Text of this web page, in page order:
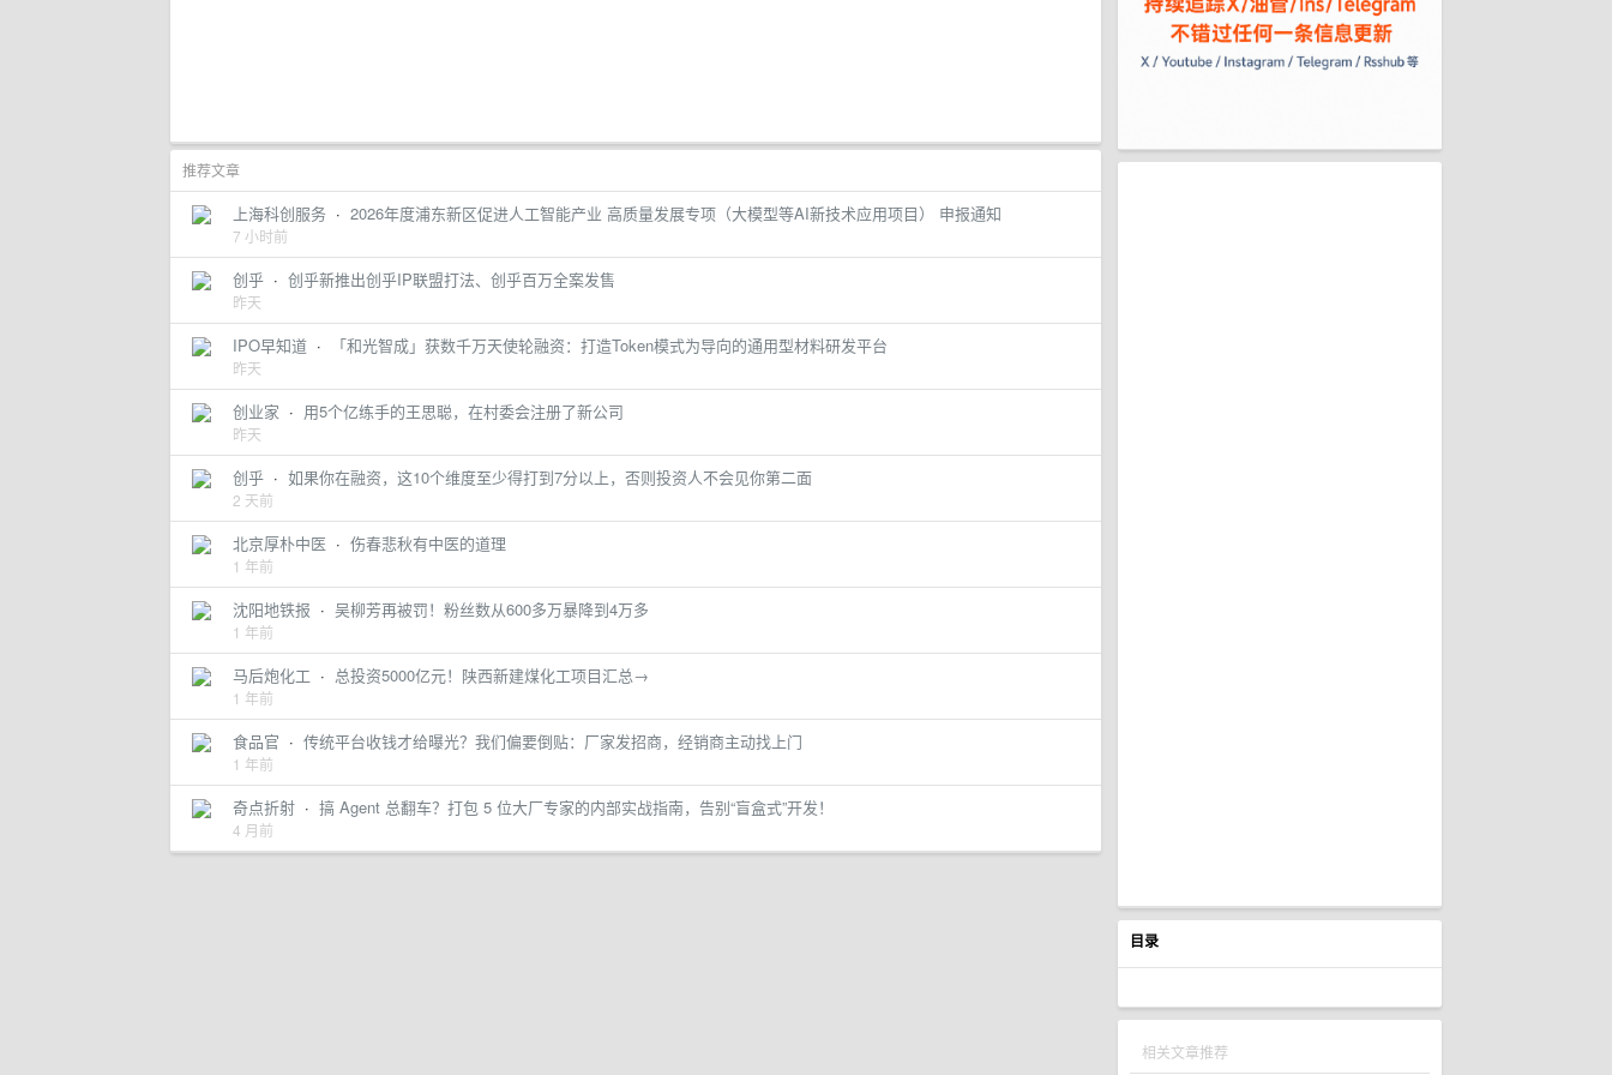
目录
相关文章推荐
推荐文章
上海科创服务 · 2026年度浦东新区促进人工智能产业 高质量发展专项（大模型等AI新技术应用项目） 申报通知
7 小时前
创乎 · 创乎新推出创乎IP联盟打法、创乎百万全案发售
昨天
IPO早知道 · 「和光智成」获数千万天使轮融资：打造Token模式为导向的通用型材料研发平台
昨天
创业家 · 用5个亿练手的王思聪，在村委会注册了新公司
昨天
创乎 · 如果你在融资，这10个维度至少得打到7分以上，否则投资人不会见你第二面
2 天前
北京厚朴中医 · 伤春悲秋有中医的道理
1 年前
沈阳地铁报 · 吴柳芳再被罚！粉丝数从600多万暴降到4万多
1 年前
马后炮化工 · 总投资5000亿元！陕西新建煤化工项目汇总→
1 年前
食品官 · 传统平台收钱才给曝光？我们偏要倒贴：厂家发招商，经销商主动找上门
1 年前
奇点折射 · 搞 Agent 总翻车？打包 5 位大厂专家的内部实战指南，告别“盲盒式”开发！
4 月前